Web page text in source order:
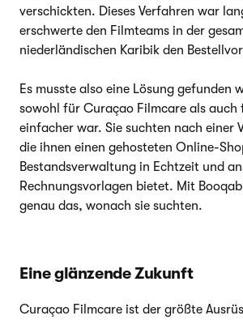
verschickten. Dieses Verfahren war
erschwerte den Filmteams in der
niederländischen Karibik den
Es musste also eine Lösung gefunden
sowohl für Curaçao Filmcare als auch
einfacher war. Sie suchten nach einer
die ihnen einen gehosteten Online-
Bestandsverwaltung in Echtzeit und
Rechnungsvorlagen bietet. Mit
genau das, wonach sie suchten.
Eine glänzende Zukunft
Curaçao Filmcare ist der größte